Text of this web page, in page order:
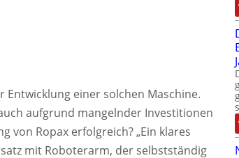
einer solchen Maschine.
aufgrund mangelnder Investitionen
von Ropax erfolgreich? „Ein klares
mit Roboterarm, der selbstständig